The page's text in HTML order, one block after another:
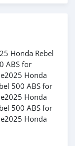
Honda Rebel
ABS for
Honda
500 ABS for
Honda
500 ABS for
Honda